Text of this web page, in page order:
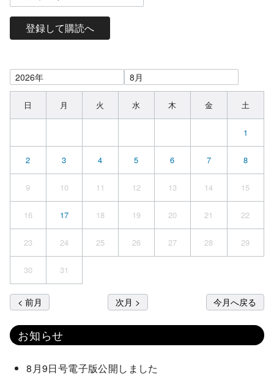
登録して購読へ
日 月 火 水 木 金 土
1
2 3 4 5 6 7 8
9 10 11 12 13 14 15
16 17 18 19 20 21 22
23 24 25 26 27 28 29
30 31
< 前月 次月 > 今月へ戻る
お知らせ
8月9日号電子版公開しました